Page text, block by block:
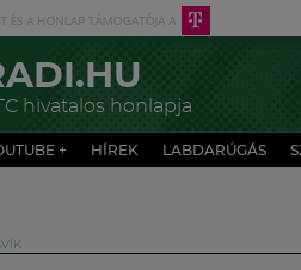
hivatalos honlapja
+ HÍREK LABDARÚGÁS